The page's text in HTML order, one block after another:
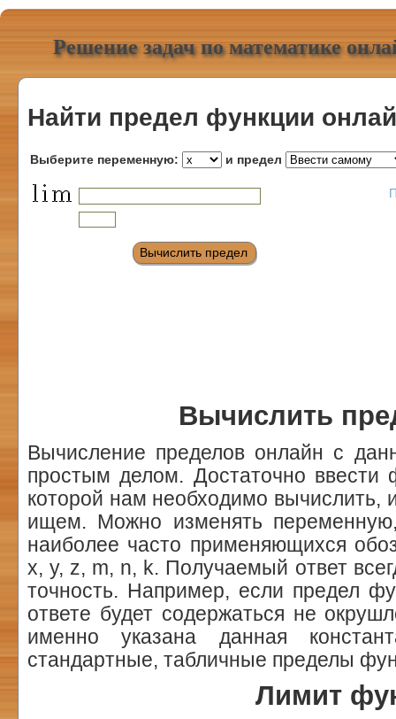
Решение задач по математике
Найти предел функции
Выберите переменную: и предел
Вычислить
Вычисление пределов онлайн с
простым делом. Достаточно ввести
которой нам необходимо вычислить,
ищем. Можно изменять
наиболее часто применяющихся
x, y, z, m, n, k. Получаемый ответ
точность. Например, если предел
ответе будет содержаться не
именно указана данная
стандартные, табличные пределы
Лимит